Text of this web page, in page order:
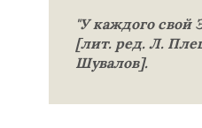
"У каждого свой
[лит. ред. Л.
Шувалов].